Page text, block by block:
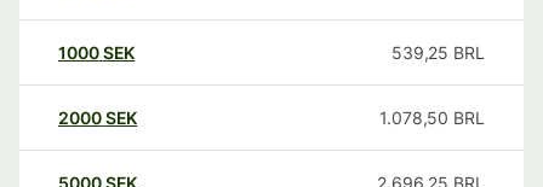
1000SEK 539,25 BRL
2000SEK 1.078,50 BRL